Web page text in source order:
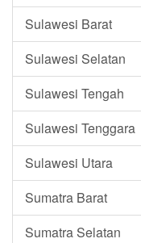
Sulawesi Barat
Sulawesi Selatan
Sulawesi Tengah
Sulawesi Tenggara
Sulawesi Utara
Sumatra Barat
Sumatra Selatan